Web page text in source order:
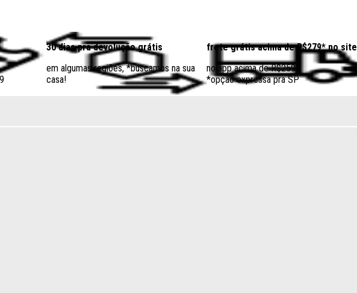
30 dias pra devolução grátis
em algumas regiões, *buscamos na sua
casa!
frete grátis acima de R$279* no site
no app acima de R$259
*opção expressa pra SP